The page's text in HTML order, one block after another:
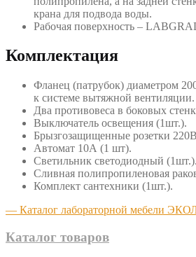
крана для подвода воды.
Рабочая поверхность –
Комплектация
Фланец (патрубок) диаметром
к системе вытяжной вентиляции.
Два противовеса в боковых
Выключатель освещения (1шт.).
Брызгозащищенные розетки
Автомат 10А (1 шт).
Светильник светодиодный (1шт.).
Сливная полипропиленовая
Комплект сантехники (1шт.).
— Каталог лабораторной мебели
Каталог товаров